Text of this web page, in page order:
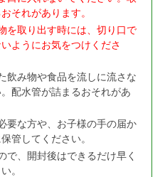
それがあります。
を取り出す時には、切り口で
ようにお気をつけくださ
飲み物や食品を流しに流さな
配水管が詰まるおそれがあ
要な方や、お子様の手の届か
管してください。
で、開封後はできるだけ早く
。